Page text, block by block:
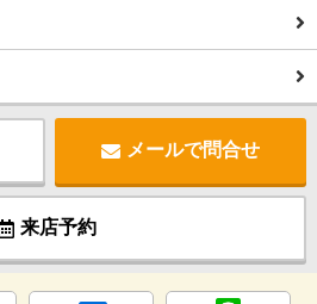
メールで問合せ
来店予約